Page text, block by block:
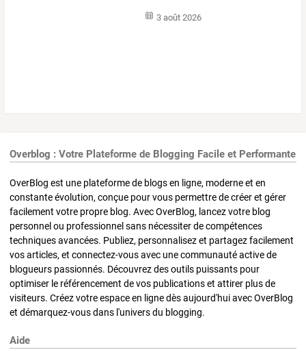
3 août 2026
Overblog : Votre Plateforme de Blogging Facile et Performante
OverBlog est une plateforme de blogs en ligne, moderne et en
constante évolution, conçue pour vous permettre de créer et gérer
facilement votre propre blog. Avec OverBlog, lancez votre blog
personnel ou professionnel sans nécessiter de compétences
techniques avancées. Publiez, personnalisez et partagez facilement
vos articles, et connectez-vous avec une communauté active de
blogueurs passionnés. Découvrez des outils puissants pour
optimiser le référencement de vos publications et attirer plus de
visiteurs. Créez votre espace en ligne dès aujourd'hui avec OverBlog
et démarquez-vous dans l'univers du blogging.
Aide